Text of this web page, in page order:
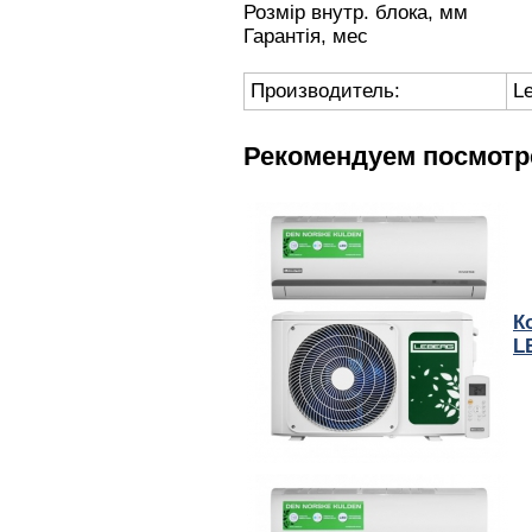
Розмір внутр.
Гарантія,
Производитель:
Рекомендуем